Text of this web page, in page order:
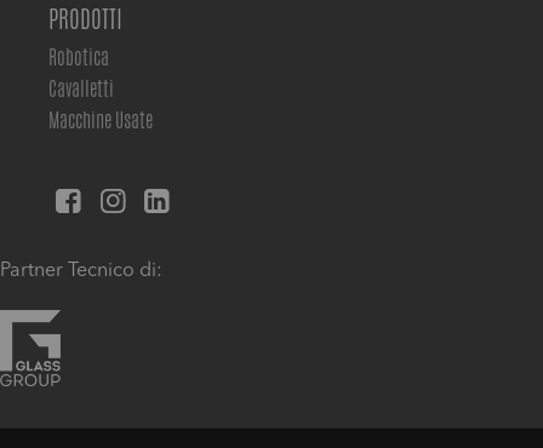
PRODOTTI
Robotica
Cavalletti
Macchine Usate
Partner Tecnico di: